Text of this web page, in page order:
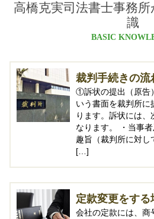
高橋克実司法書士事務
識
BASIC
裁判手続きの流
①訴状の提出（原告
いう書面を裁判所に
ります。訴状には
なります。 ・当事
趣旨（裁判所に対し
[…]
定款変更をする
会社の定款には、商